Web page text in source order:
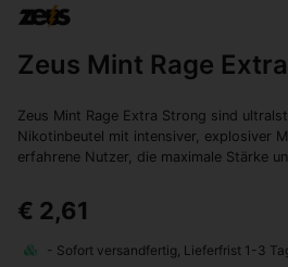
Zeus Mint Rage
Zeus Mint Rage Extra Strong sind
Nikotinbeutel mit intensiver, explosiver
erfahrene Nutzer, die maximale Stärke
€ 2,61